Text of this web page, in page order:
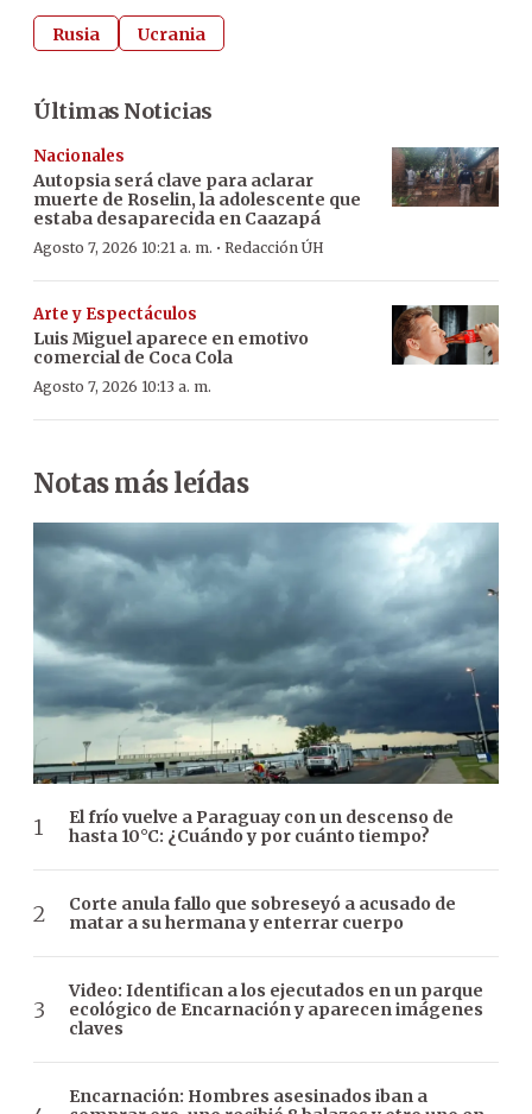
Rusia Ucrania
Últimas Noticias
Nacionales
Autopsia será clave para aclarar
muerte de Roselin, la adolescente que
estaba desaparecida en Caazapá
Agosto 7, 2026 10:21 a. m. · Redacción ÚH
Arte y Espectáculos
Luis Miguel aparece en emotivo
comercial de Coca Cola
Agosto 7, 2026 10:13 a. m.
Notas más leídas
El frío vuelve a Paraguay con un descenso de
hasta 10°C: ¿Cuándo y por cuánto tiempo?
Corte anula fallo que sobreseyó a acusado de
matar a su hermana y enterrar cuerpo
Video: Identifican a los ejecutados en un parque
ecológico de Encarnación y aparecen imágenes
claves
Encarnación: Hombres asesinados iban a